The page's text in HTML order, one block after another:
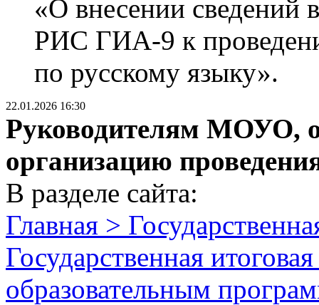
«О внесении
РИС ГИА-9 к
по русскому языку».
22.01.2026 16:30
Руководителям МОУО,
организацию
В разделе сайта:
Главная >
Государственная
образовательным